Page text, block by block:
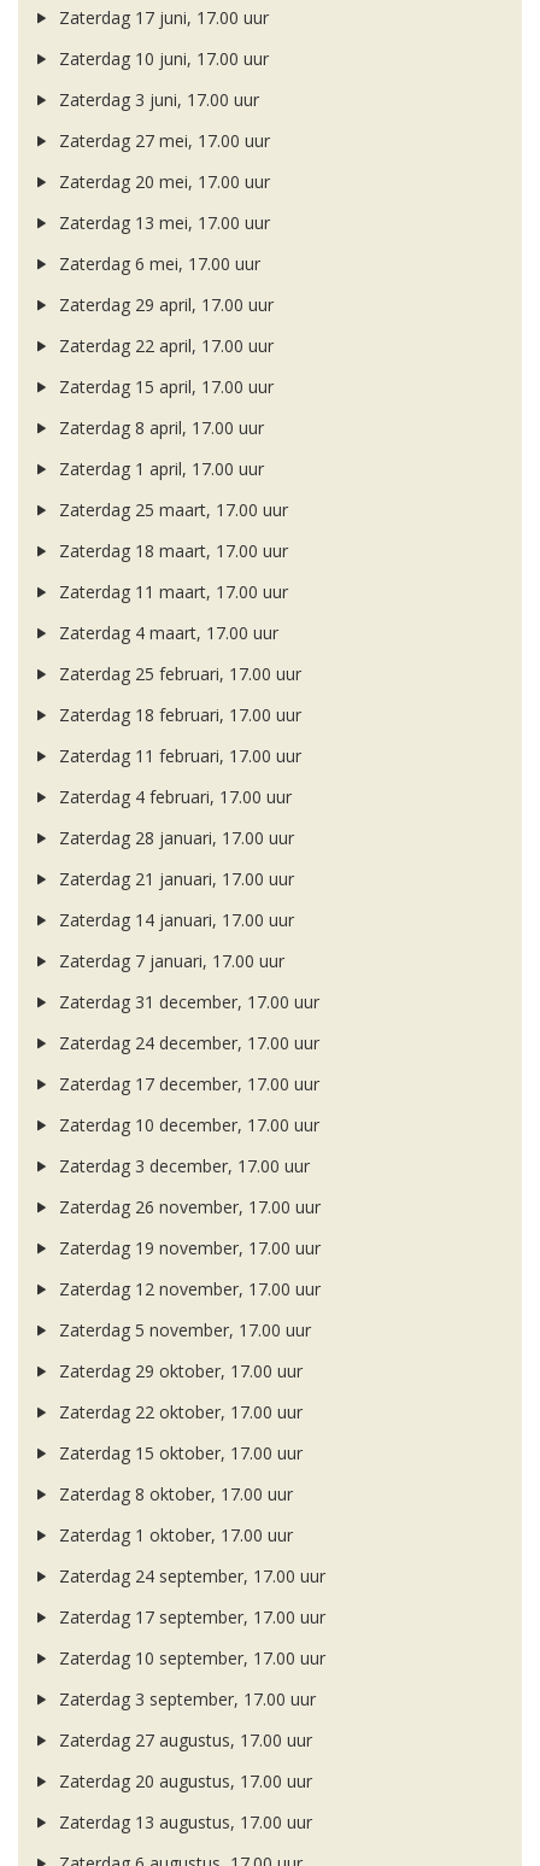
Zaterdag 17 juni, 17.00 uur
Zaterdag 10 juni, 17.00 uur
Zaterdag 3 juni, 17.00 uur
Zaterdag 27 mei, 17.00 uur
Zaterdag 20 mei, 17.00 uur
Zaterdag 13 mei, 17.00 uur
Zaterdag 6 mei, 17.00 uur
Zaterdag 29 april, 17.00 uur
Zaterdag 22 april, 17.00 uur
Zaterdag 15 april, 17.00 uur
Zaterdag 8 april, 17.00 uur
Zaterdag 1 april, 17.00 uur
Zaterdag 25 maart, 17.00 uur
Zaterdag 18 maart, 17.00 uur
Zaterdag 11 maart, 17.00 uur
Zaterdag 4 maart, 17.00 uur
Zaterdag 25 februari, 17.00 uur
Zaterdag 18 februari, 17.00 uur
Zaterdag 11 februari, 17.00 uur
Zaterdag 4 februari, 17.00 uur
Zaterdag 28 januari, 17.00 uur
Zaterdag 21 januari, 17.00 uur
Zaterdag 14 januari, 17.00 uur
Zaterdag 7 januari, 17.00 uur
Zaterdag 31 december, 17.00 uur
Zaterdag 24 december, 17.00 uur
Zaterdag 17 december, 17.00 uur
Zaterdag 10 december, 17.00 uur
Zaterdag 3 december, 17.00 uur
Zaterdag 26 november, 17.00 uur
Zaterdag 19 november, 17.00 uur
Zaterdag 12 november, 17.00 uur
Zaterdag 5 november, 17.00 uur
Zaterdag 29 oktober, 17.00 uur
Zaterdag 22 oktober, 17.00 uur
Zaterdag 15 oktober, 17.00 uur
Zaterdag 8 oktober, 17.00 uur
Zaterdag 1 oktober, 17.00 uur
Zaterdag 24 september, 17.00 uur
Zaterdag 17 september, 17.00 uur
Zaterdag 10 september, 17.00 uur
Zaterdag 3 september, 17.00 uur
Zaterdag 27 augustus, 17.00 uur
Zaterdag 20 augustus, 17.00 uur
Zaterdag 13 augustus, 17.00 uur